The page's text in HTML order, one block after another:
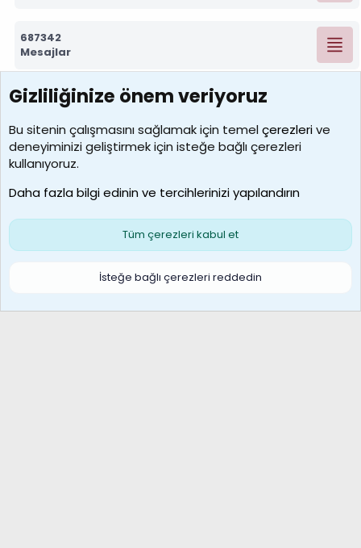
687342
Mesajlar
7390
Kullanıcılar
MosesBrownHayranı
Son üye
Çerezler
S
Gizliliğinize önem veriyoruz
Bu sitenin çalışmasını sağlamak için temelçerezlerive
deneyiminizi geliştirmek için isteğe bağlı çerezleri
kullanıyoruz.
Daha fazla bilgi edinin ve tercihlerinizi yapılandırın
Tüm çerezleri kabul et
İsteğe bağlı çerezleri reddedin